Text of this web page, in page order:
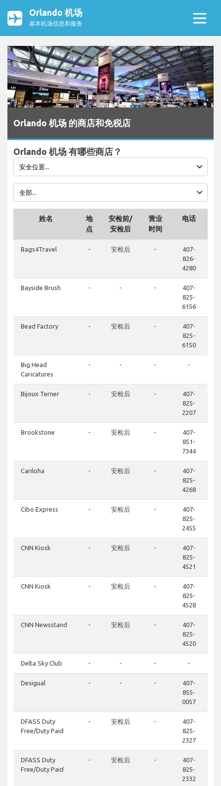
Orlando 机场
基本机场信息和服务
Orlando 机场 的商店和免税店
Orlando 机场 有哪些商店？
姓名
地
点
安检前/
安检后
营业
时间
电话
Bags4Travel - 安检后 -
407-
826-
4280
Bayside Brush - - -
407-
825-
6156
Bead Factory - 安检后 -
407-
825-
6150
Big Head
Caricatures
- - - -
Bijoux Terner - 安检后 -
407-
825-
2207
Brookstone - 安检后 -
407-
851-
7344
Cariloha - 安检后 -
407-
825-
4268
Cibo Express - 安检后 -
407-
825-
2455
CNN Kiosk - 安检后 -
407-
825-
4521
CNN Kiosk - 安检后 -
407-
825-
4528
CNN Newsstand - 安检后 -
407-
825-
4520
Delta Sky Club - - - -
Desigual - - -
407-
855-
0057
DFASS Duty
Free/Duty Paid
- 安检后 -
407-
825-
2327
DFASS Duty
Free/Duty Paid
- 安检后 -
407-
825-
2332